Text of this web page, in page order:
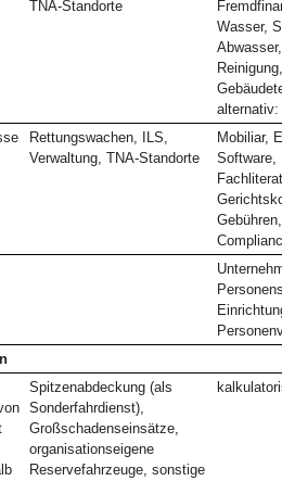
TNA-Standorte
Wasser,
Rettungswachen, ILS,
Verwaltung, TNA-Standorte
Mobiliar,
Software,
Spitzenabdeckung (als
Sonderfahrdienst),
Großschadenseinsätze,
organisationseigene
Reservefahrzeuge, sonstige